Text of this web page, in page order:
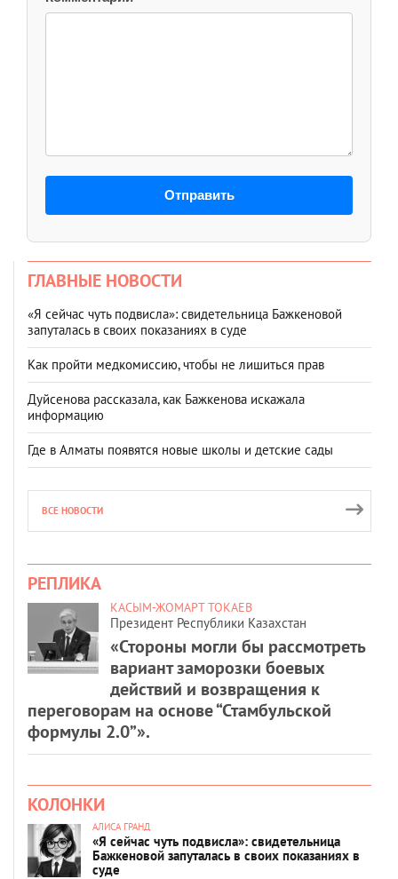
Отправить
ГЛАВНЫЕ НОВОСТИ
«Я сейчас чуть подвисла»: свидетельница Бажкеновой
запуталась в своих показаниях в суде
Как пройти медкомиссию, чтобы не лишиться прав
Дуйсенова рассказала, как Бажкенова искажала
информацию
Где в Алматы появятся новые школы и детские сады
ВСЕ НОВОСТИ
РЕПЛИКА
КАСЫМ-ЖОМАРТ ТОКАЕВ
Президент Республики Казахстан
«Стороны могли бы рассмотреть
вариант заморозки боевых
действий и возвращения к
переговорам на основе “Стамбульской
формулы 2.0”».
КОЛОНКИ
АЛИСА ГРАНД
«Я сейчас чуть подвисла»: свидетельница
Бажкеновой запуталась в своих показаниях в
суде